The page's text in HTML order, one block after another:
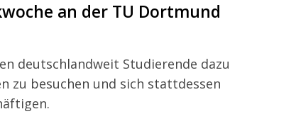
an der TU Dortmund
deutschlandweit Studierende dazu
zu besuchen und sich stattdessen